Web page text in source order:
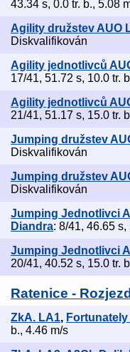
43.34 s, 0.0 tr. b., 5.08
Agility družstev AUO
Diskvalifikován
Agility jednotlivců
17/41, 51.72 s, 10.0 tr.
Agility jednotlivců
21/41, 51.17 s, 15.0 tr.
Jumping družstev
Diskvalifikován
Jumping družstev
Diskvalifikován
Jumping Jednotlivci
Diandra: 8/41, 46.65 s,
Jumping Jednotlivci
20/41, 40.52 s, 15.0 tr.
Ratenice -
ZkA. LA1,
b., 4.46 m/s